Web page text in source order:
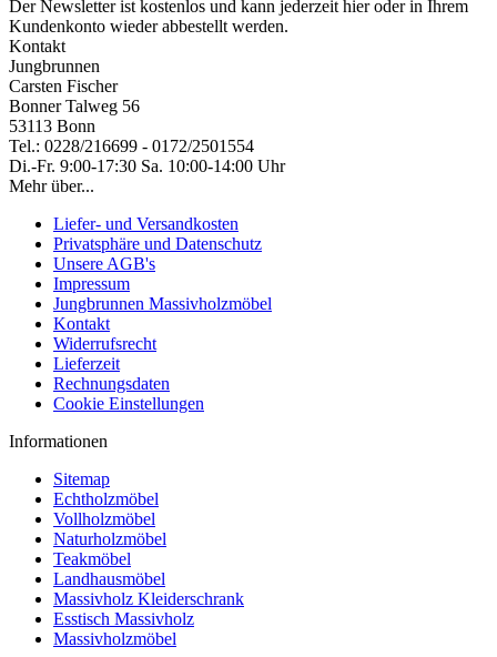
Der Newsletter ist kostenlos und kann jederzeit hier oder in Ihrem
Kundenkonto wieder abbestellt werden.
Kontakt
Jungbrunnen
Carsten Fischer
Bonner Talweg 56
53113 Bonn
Tel.: 0228/216699 - 0172/2501554
Di.-Fr. 9:00-17:30 Sa. 10:00-14:00 Uhr
Mehr über...
Liefer- und Versandkosten
Privatsphäre und Datenschutz
Unsere AGB's
Impressum
Jungbrunnen Massivholzmöbel
Kontakt
Widerrufsrecht
Lieferzeit
Rechnungsdaten
Cookie Einstellungen
Informationen
Sitemap
Echtholzmöbel
Vollholzmöbel
Naturholzmöbel
Teakmöbel
Landhausmöbel
Massivholz Kleiderschrank
Esstisch Massivholz
Massivholzmöbel